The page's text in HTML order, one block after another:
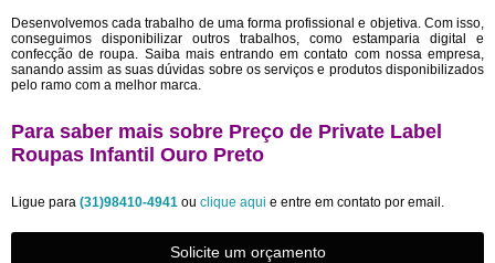
Desenvolvemos cada trabalho de uma forma profissional e objetiva. Com isso,
conseguimos disponibilizar outros trabalhos, como estamparia digital e
confecção de roupa. Saiba mais entrando em contato com nossa empresa,
sanando assim as suas dúvidas sobre os serviços e produtos disponibilizados
pelo ramo com a melhor marca.
Para saber mais sobre Preço de Private Label
Roupas Infantil Ouro Preto
Ligue para (31)98410-4941 ou clique aqui e entre em contato por email.
Solicite um orçamento